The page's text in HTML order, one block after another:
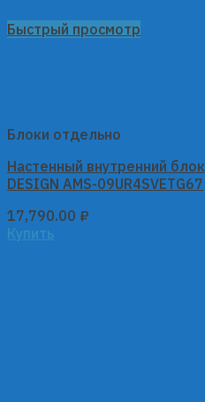
Быстрый просмотр
Блоки отдельно
Настенный внутренний
DESIGN AMS-09UR4SVETG67
17,790.00 ₽
Купить